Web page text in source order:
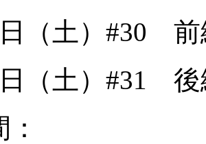
（土）#30 前
（土）#31 後